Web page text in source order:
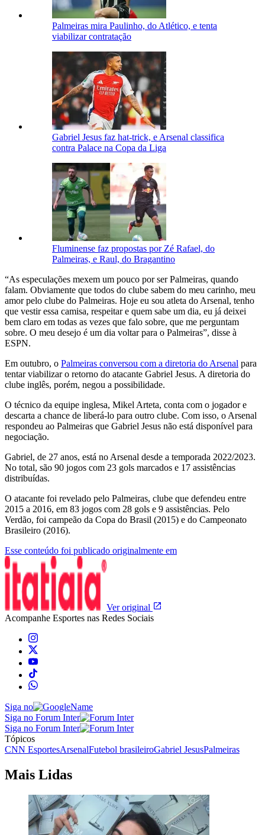
Palmeiras mira Paulinho, do Atlético, e tenta
viabilizar contratação
Gabriel Jesus faz hat-trick, e Arsenal classifica
contra Palace na Copa da Liga
Fluminense faz propostas por Zé Rafael, do
Palmeiras, e Raul, do Bragantino
“As especulações mexem um pouco por ser Palmeiras, quando
falam. Obviamente que todos do clube sabem do meu carinho, meu
amor pelo clube do Palmeiras. Hoje eu sou atleta do Arsenal, tenho
que vestir essa camisa, respeitar e quem sabe um dia, eu já deixei
bem claro em todas as vezes que falo sobre, que me perguntam
sobre. O meu desejo é um dia voltar para o Palmeiras”, disse à
ESPN.
Em outubro, o Palmeiras conversou com a diretoria do Arsenal para
tentar viabilizar o retorno do atacante Gabriel Jesus. A diretoria do
clube inglês, porém, negou a possibilidade.
O técnico da equipe inglesa, Mikel Arteta, conta com o jogador e
descarta a chance de liberá-lo para outro clube. Com isso, o Arsenal
respondeu ao Palmeiras que Gabriel Jesus não está disponível para
negociação.
Gabriel, de 27 anos, está no Arsenal desde a temporada 2022/2023.
No total, são 90 jogos com 23 gols marcados e 17 assistências
distribuídas.
O atacante foi revelado pelo Palmeiras, clube que defendeu entre
2015 a 2016, em 83 jogos com 28 gols e 9 assistências. Pelo
Verdão, foi campeão da Copa do Brasil (2015) e do Campeonato
Brasileiro (2016).
Esse conteúdo foi publicado originalmente em
Ver original
Acompanhe Esportes nas Redes Sociais
Siga no
Siga no Forum Inter
Siga no Forum Inter
Tópicos
CNN EsportesArsenalFutebol brasileiroGabriel JesusPalmeiras
Mais Lidas